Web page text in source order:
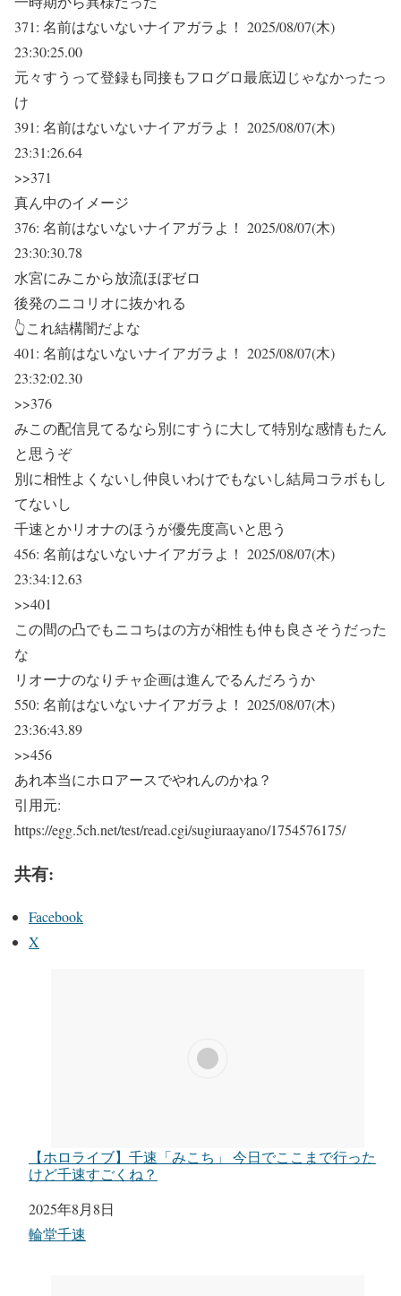
371: 名前はないないナイアガラよ！ 2025/08/07(木)
23:30:25.00
元々すうって登録も同接もフログロ最底辺じゃなかったっ
け
391: 名前はないないナイアガラよ！ 2025/08/07(木)
23:31:26.64
>>371
真ん中のイメージ
376: 名前はないないナイアガラよ！ 2025/08/07(木)
23:30:30.78
水宮にみこから放流ほぼゼロ
後発のニコリオに抜かれる
👆これ結構闇だよな
401: 名前はないないナイアガラよ！ 2025/08/07(木)
23:32:02.30
>>376
みこの配信見てるなら別にすうに大して特別な感情もたん
と思うぞ
別に相性よくないし仲良いわけでもないし結局コラボもし
てないし
千速とかリオナのほうが優先度高いと思う
456: 名前はないないナイアガラよ！ 2025/08/07(木)
23:34:12.63
>>401
この間の凸でもニコちはの方が相性も仲も良さそうだった
な
リオーナのなりチャ企画は進んでるんだろうか
550: 名前はないないナイアガラよ！ 2025/08/07(木)
23:36:43.89
>>456
あれ本当にホロアースでやれんのかね？
引用元:
https://egg.5ch.net/test/read.cgi/sugiuraayano/1754576175/
共有:
Facebook
X
【ホロライブ】千速「みこち」 今日でここまで行った
けど千速すごくね？
日付
2025年8月8日
関連理由
輪堂千速